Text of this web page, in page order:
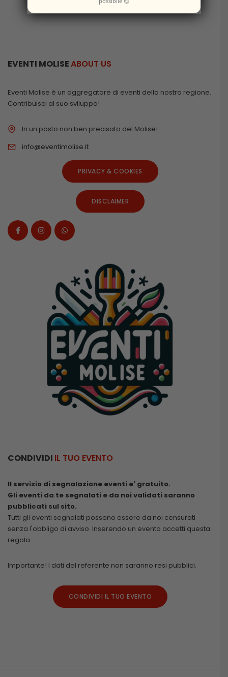
EVENTI MOLISEABOUT US
Eventi Molise è un aggregatore di eventi della nostra regione.
Contribuisci al suo sviluppo!
In un posto non ben precisato del Molise!
info@eventimolise.it
PRIVACY & COOKIES
DISCLAIMER
CONDIVIDI IL TUO EVENTO
Il servizio di segnalazione eventi e' gratuito.
Gli eventi da te segnalati e da noi validati saranno
pubblicati sul sito.
Tutti gli eventi segnalati possono essere da noi censurati
senza l'obbligo di avviso. Inserendo un evento accetti questa
regola.
Importante! I dati del referente non saranno resi pubblici.
CONDIVIDI IL TUO EVENTO